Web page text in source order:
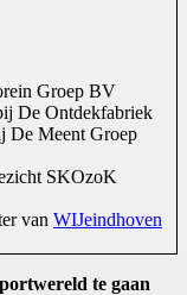
Groep BV
De Ontdekfabriek
De Meent Groep
SKOzoK
van WIJeindhoven
te gaan